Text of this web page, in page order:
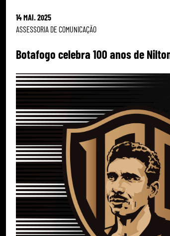
14 MAI. 2025
ASSESSORIA DE COMUNICAÇÃO
Botafogo celebra 100 anos de